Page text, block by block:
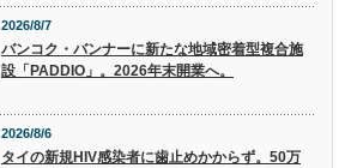
2026/8/7
バンコク・バンナーに新たな地域密着型複合施
設「PADDIO」。2026年末開業へ。
2026/8/6
タイの新規HIV感染者に歯止めかからず。50万